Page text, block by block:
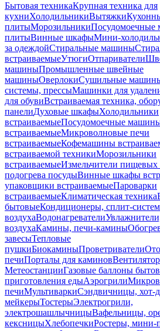
Бытовая техникаКрупная техника для
кухниХолодильникиВытяжки
плитыМорозильники
плитыВинные шкафыМини-
за одеждойСтиральные машины
встраиваемыеУтюгиОтпариватели
машиныПромышленные швейные
машиныОверлокиСушильные
системы, прессыМашинки для
для обувиВстраиваемая техника,
панелиДуховые шкафыХолодильники
встраиваемыеПосудомоечные
встраиваемыеМикроволновые печи
встраиваемыеКофемашины
встраиваемой техникиМорозильники
встраиваемыеИзмельчители пищевых
подогрева посудыВинные шкафы
упаковщики встраиваемыеПароварки
встраиваемыеКлиматическая техника
бытовыеКондиционеры, сплит-
воздухаВодонагреватели
воздухаКамины, печи-камины
завесыТепловые
пушкиБиокаминыПроветриватели
печиПорталы для каминов
МетеостанцииГазовые баллоны
приготовления едыАэрогрили
печиМультиваркиСэндвичницы, хот-
мейкерыТостерыЭлектрогрили,
электрошашлычницыВафельницы,
кексницыХлебопечкиРостеры, мини-